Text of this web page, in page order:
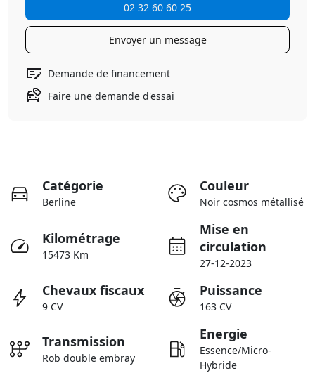
02 32 60 60 25
Envoyer un message
Demande de financement
Faire une demande d'essai
Catégorie
Berline
Couleur
Noir cosmos métallisé
Kilométrage
15473 Km
Mise en
circulation
27-12-2023
Chevaux fiscaux
9 CV
Puissance
163 CV
Transmission
Rob double embray
Energie
Essence/Micro-
Hybride